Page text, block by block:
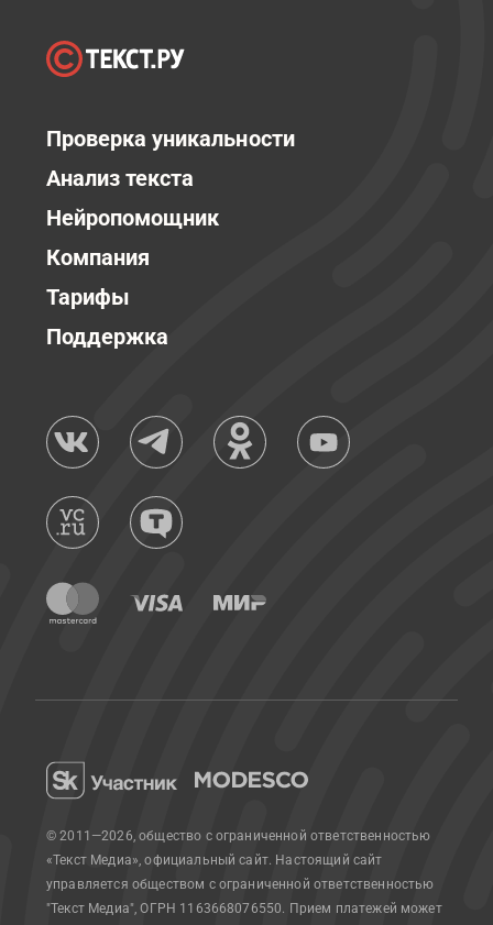
Проверка уникальности
Анализ текста
Нейропомощник
Компания
Тарифы
Поддержка
© 2011—2026, общество с ограниченной ответственностью
«Текст Медиа», официальный сайт. Настоящий сайт
управляется обществом с ограниченной ответственностью
"Текст Медиа", ОГРН 1163668076550. Прием платежей может